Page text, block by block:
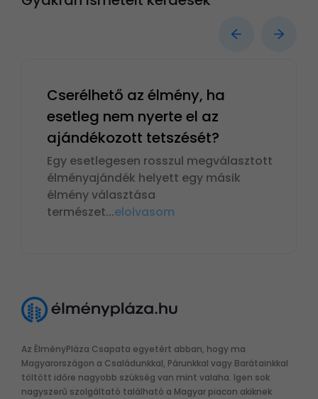
Cserélhető az élmény, ha
esetleg nem nyerte el az
ajándékozott tetszését?
Egy esetlegesen rosszul megválasztott
élményajándék helyett egy másik
élmény választása
természet...elolvasom
Az ÉlményPláza Csapata egyetért abban, hogy ma
Magyarországon a Családunkkal, Párunkkal vagy Barátainkkal
töltött időre nagyobb szükség van mint valaha. Igen sok
nagyszerű szolgáltató található a Magyar piacon akiknek